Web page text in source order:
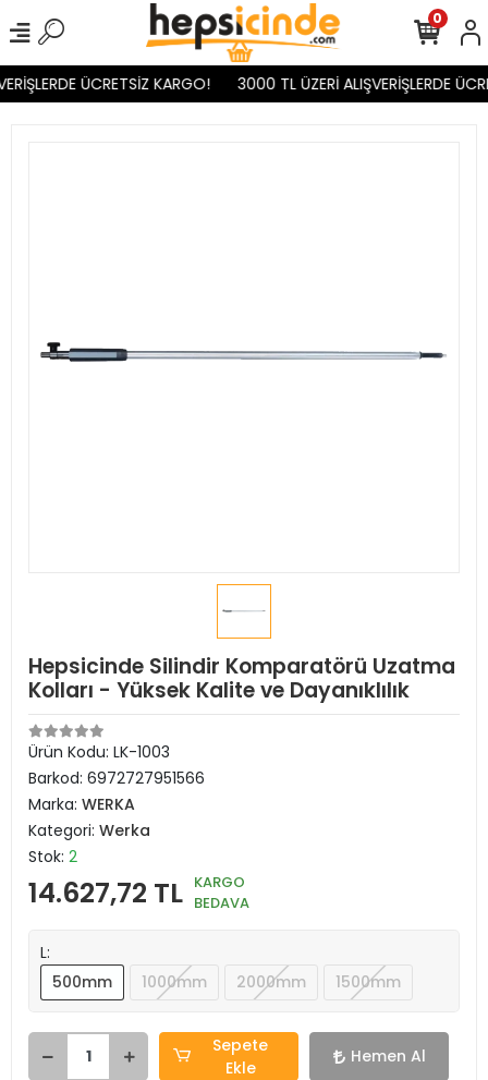
ÜCRETSİZ KARGO! 3000 TL ÜZERİ ALIŞVERİŞLERDE
0
Hepsicinde Silindir Komparatörü Uzatma
Kolları - Yüksek Kalite ve Dayanıklılık
Ürün Kodu: LK-1003
Barkod: 6972727951566
Marka: WERKA
Kategori: Werka
Stok: 2
14.627,72 TL KARGO
BEDAVA
L:
500mm
1000mm 2000mm 1500mm
Sepete
Ekle
Hemen Al